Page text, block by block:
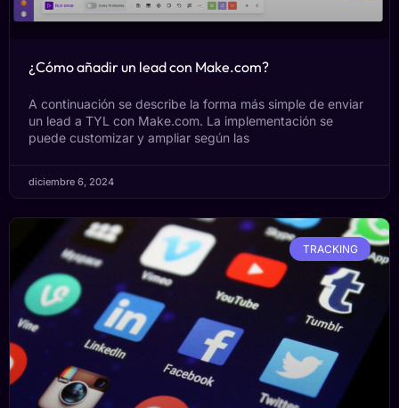
¿Cómo añadir un lead con Make.com?
A continuación se describe la forma más simple de enviar
un lead a TYL con Make.com. La implementación se
puede customizar y ampliar según las
diciembre 6, 2024
TRACKING